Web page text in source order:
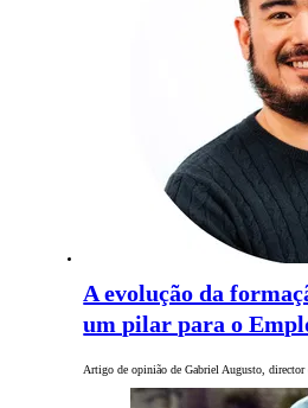
A evolução da
um pilar para o
Artigo de opinião de Gabriel Augusto,